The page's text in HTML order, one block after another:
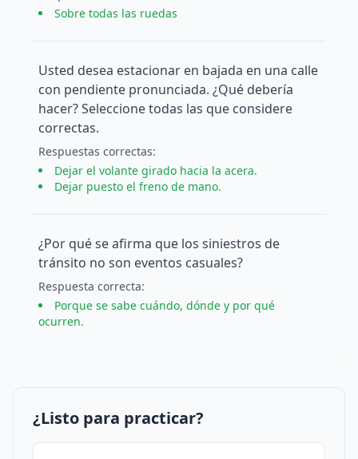
Sobre todas las ruedas
Usted desea estacionar en bajada en una calle
con pendiente pronunciada. ¿Qué debería
hacer? Seleccione todas las que considere
correctas.
Respuestas correctas:
Dejar el volante girado hacia la acera.
Dejar puesto el freno de mano.
¿Por qué se afirma que los siniestros de
tránsito no son eventos casuales?
Respuesta correcta:
Porque se sabe cuándo, dónde y por qué
ocurren.
¿Listo para practicar?